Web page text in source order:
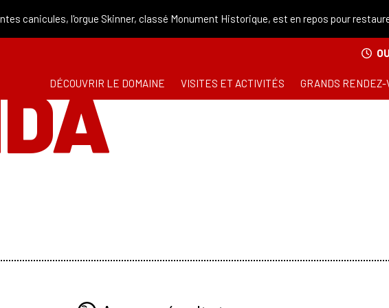
canicules, l'orgue Skinner, classé Monument Historique, est en repos pour
DÉCOUVRIR LE DOMAINE VISITES ET ACTIVITÉS GRANDS RENDEZ-